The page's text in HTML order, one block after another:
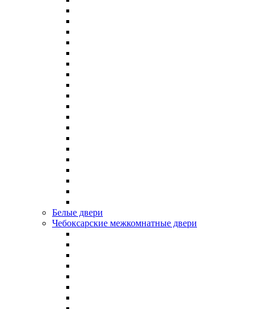
Белые двери
Чебоксарские межкомнатные двери